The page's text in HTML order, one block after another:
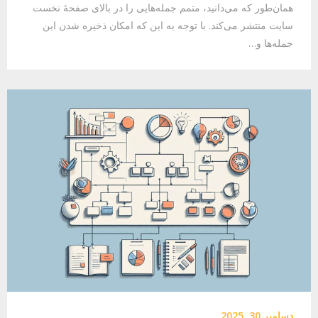
همان‌طور که می‌دانید، متمم جمله‌هایی را در بالای صفحهٔ نخست
سایت منتشر می‌کند. با توجه به این که امکان ذخیره شدن این
جمله‌ها و…